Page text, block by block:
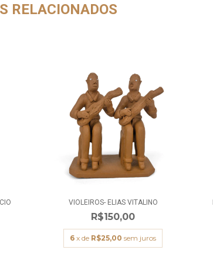
RELACIONADOS
VIOLEIROS- ELIAS VITALINO
R$150,00
6 x de R$25,00 sem juros